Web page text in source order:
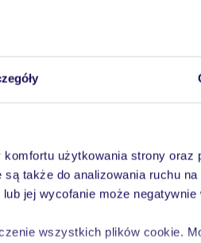
użytkowania strony oraz
także do analizowania ruchu na
jej wycofanie może negatywnie
wszystkich plików cookie.